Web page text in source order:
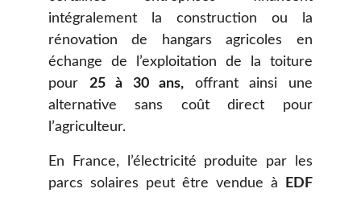
intégralement la construction ou la
rénovation de hangars agricoles en
échange de l’exploitation de la toiture
pour 25 à 30 ans, offrant ainsi une
alternative sans coût direct pour
l’agriculteur.
En France, l’électricité produite par les
parcs solaires peut être vendue à
EDF